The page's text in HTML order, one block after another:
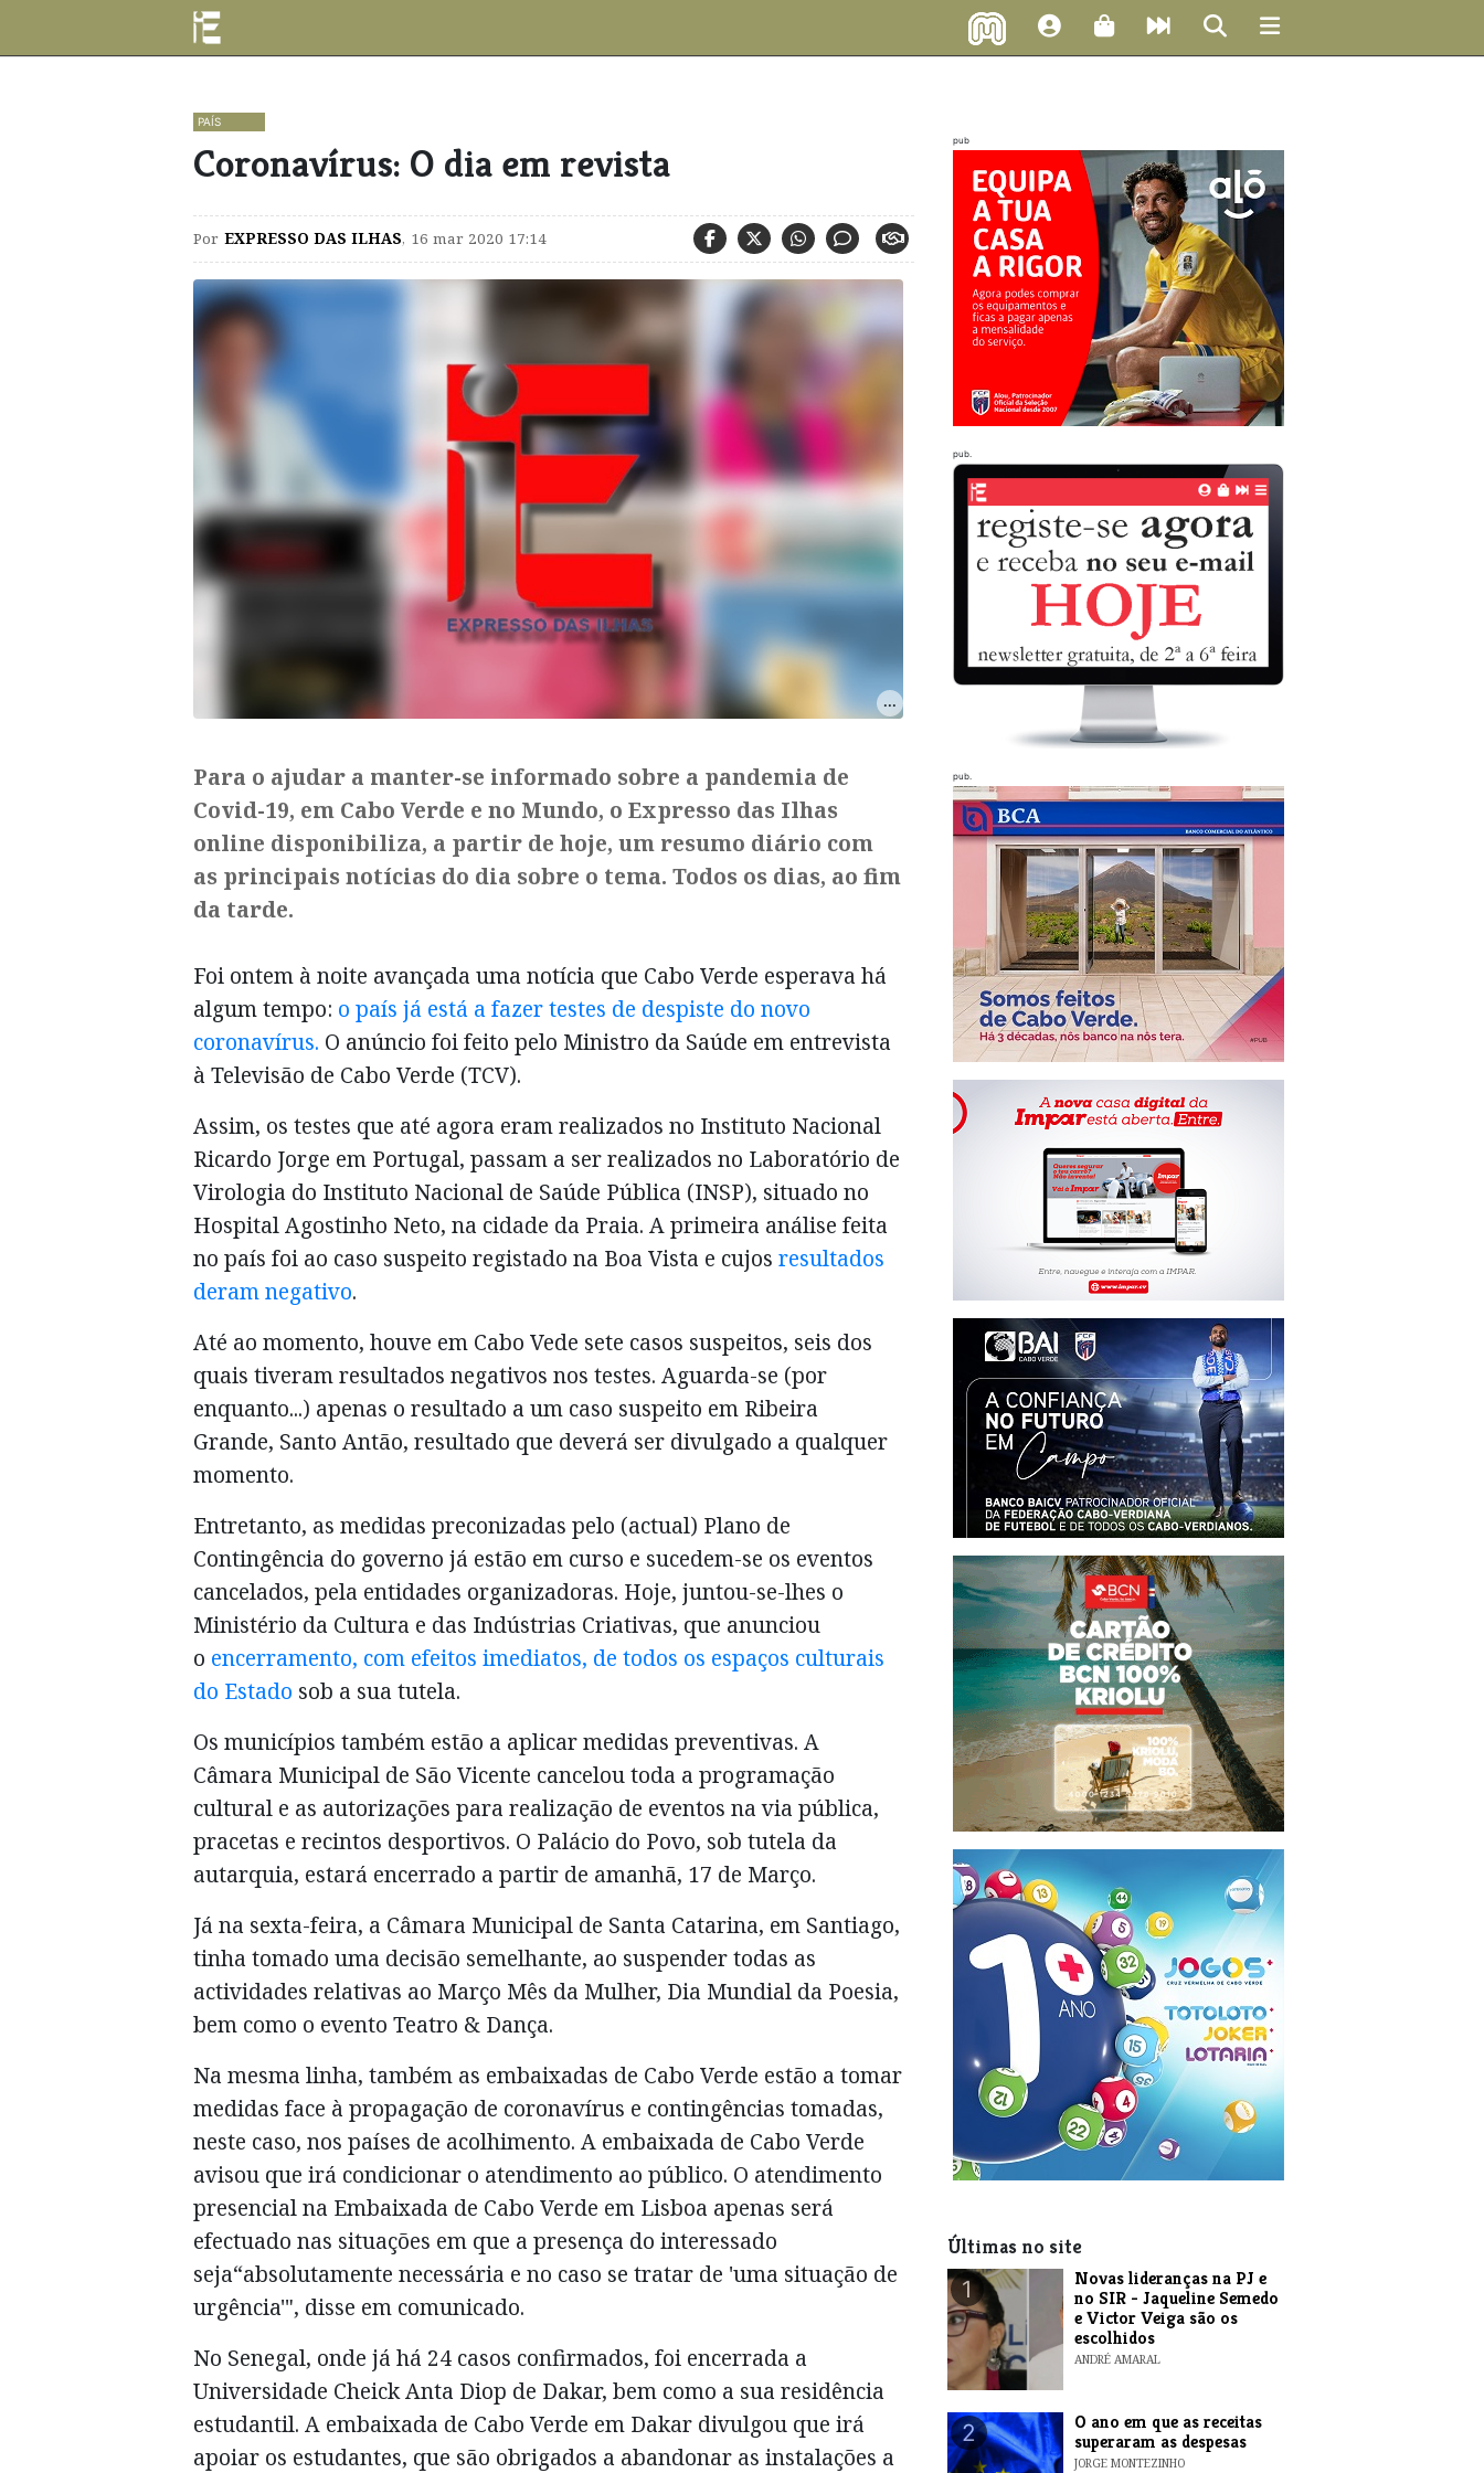
PAÍS
Coronavírus: O dia em revista
Por EXPRESSO DAS ILHAS, 16 mar 2020 17:14
Para o ajudar a manter-se informado sobre a pandemia de
Covid-19, em Cabo Verde e no Mundo, o Expresso das Ilhas
online disponibiliza, a partir de hoje, um resumo diário com
as principais notícias do dia sobre o tema. Todos os dias, ao fim
da tarde.
Foi ontem à noite avançada uma notícia que Cabo Verde esperava há
algum tempo: o país já está a fazer testes de despiste do novo
coronavírus. O anúncio foi feito pelo Ministro da Saúde em entrevista
à Televisão de Cabo Verde (TCV).
Assim, os testes que até agora eram realizados no Instituto Nacional
Ricardo Jorge em Portugal, passam a ser realizados no Laboratório de
Virologia do Instituto Nacional de Saúde Pública (INSP), situado no
Hospital Agostinho Neto, na cidade da Praia. A primeira análise feita
no país foi ao caso suspeito registado na Boa Vista e cujos resultados
deram negativo.
Até ao momento, houve em Cabo Vede sete casos suspeitos, seis dos
quais tiveram resultados negativos nos testes. Aguarda-se (por
enquanto...) apenas o resultado a um caso suspeito em Ribeira
Grande, Santo Antão, resultado que deverá ser divulgado a qualquer
momento.
Entretanto, as medidas preconizadas pelo (actual) Plano de
Contingência do governo já estão em curso e sucedem-se os eventos
cancelados, pela entidades organizadoras. Hoje, juntou-se-lhes o
Ministério da Cultura e das Indústrias Criativas, que anunciou
o encerramento, com efeitos imediatos, de todos os espaços culturais
do Estado sob a sua tutela.
Os municípios também estão a aplicar medidas preventivas. A
Câmara Municipal de São Vicente cancelou toda a programação
cultural e as autorizações para realização de eventos na via pública,
pracetas e recintos desportivos. O Palácio do Povo, sob tutela da
autarquia, estará encerrado a partir de amanhã, 17 de Março.
Já na sexta-feira, a Câmara Municipal de Santa Catarina, em Santiago,
tinha tomado uma decisão semelhante, ao suspender todas as
actividades relativas ao Março Mês da Mulher, Dia Mundial da Poesia,
bem como o evento Teatro & Dança.
Na mesma linha, também as embaixadas de Cabo Verde estão a tomar
medidas face à propagação de coronavírus e contingências tomadas,
neste caso, nos países de acolhimento. A embaixada de Cabo Verde
avisou que irá condicionar o atendimento ao público. O atendimento
presencial na Embaixada de Cabo Verde em Lisboa apenas será
efectuado nas situações em que a presença do interessado
seja“absolutamente necessária e no caso se tratar de 'uma situação de
urgência'", disse em comunicado.
No Senegal, onde já há 24 casos confirmados, foi encerrada a
Universidade Cheick Anta Diop de Dakar, bem como a sua residência
estudantil. A embaixada de Cabo Verde em Dakar divulgou que irá
apoiar os estudantes, que são obrigados a abandonar as instalações a
pub
pub.
pub.
Últimas no site
1
Novas lideranças na PJ e
no SIR - Jaqueline Semedo
e Victor Veiga são os
escolhidos
ANDRÉ AMARAL
2
O ano em que as receitas
superaram as despesas
JORGE MONTEZINHO